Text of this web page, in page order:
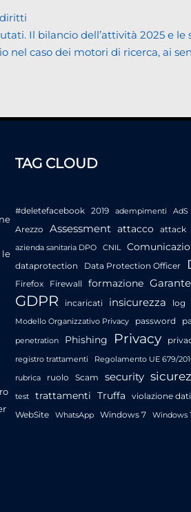
Il bilancio dell’attività 2025 e
nel caso dei motori di ricerca, ai
le
TAG CLOUD
#deletefacebook 2019 adempimenti AdS
Arezzo
Assessment attacco attack
azienda sanitaria DPO CNIL
dataprotection Data Protection Officer
Firefox
Firewall formazione Garante
GDPR incaricati insicurezza log
Modello Organizzativo Privacy password
penetration Phishing Privacy
registro trattamenti Regolamento UE 679/
rubrica ruolo Scam security
test trattamenti Truffa violazione
WebSite WhatsApp Windows 7 Windows